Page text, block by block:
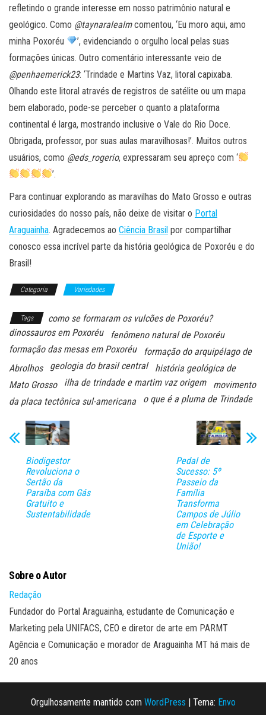
refletindo o grande interesse em nosso patrimônio natural e
geológico. Como @taynaralealmcomentou, ‘Eu moro aqui, amo
minha Poxoréu
’, evidenciando o orgulho local pelas suas
formações únicas. Outro comentário interessante veio de
@penhaemerick23: ‘Trindade e Martins Vaz, litoral capixaba.
Olhando este litoral através de registros de satélite ou um mapa
bem elaborado, pode-se perceber o quanto a plataforma
continental é larga, mostrando inclusive o Vale do Rio Doce.
Obrigada, professor, por suas aulas maravilhosas!’. Muitos outros
usuários, como @eds_rogerio, expressaram seu apreço com ‘
’.
Para continuar explorando as maravilhas do Mato Grosso e outras
curiosidades do nosso país, não deixe de visitar o Portal
Araguainha. Agradecemos ao Ciência Brasil por compartilhar
conosco essa incrível parte da história geológica de Poxoréu e do
Brasil!
Categoria Variedades
Tags
como se formaram os vulcões de Poxoréu?
dinossauros em Poxoréu
fenômeno natural de Poxoréu
formação das mesas em Poxoréu
formação do arquipélago de
Abrolhos
geologia do brasil central
história geológica de
Mato Grosso
ilha de trindade e martim vaz origem
movimento
da placa tectônica sul-americana
o que é a pluma de Trindade
Biodigestor
Revoluciona o
Sertão da
Paraíba com Gás
Gratuito e
Sustentabilidade
Pedal de
Sucesso: 5º
Passeio da
Família
Transforma
Campos de Júlio
em Celebração
de Esporte e
União!
Sobre o Autor
Redação
Fundador do Portal Araguainha, estudante de Comunicação e
Marketing pela UNIFACS, CEO e diretor de arte em PARMT
Agência e Comunicação e morador de Araguainha MT há mais de
20 anos
Orgulhosamente mantido com WordPress Tema: Envo